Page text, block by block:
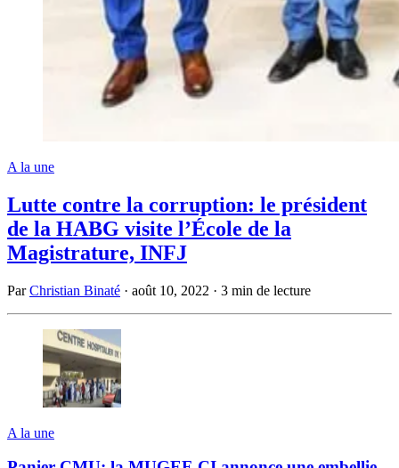
A la une
Lutte contre la corruption: le président
de la HABG visite l’École de la
Magistrature, INFJ
ParChristian Binaté · août 10, 2022 · 3 min de lecture
A la une